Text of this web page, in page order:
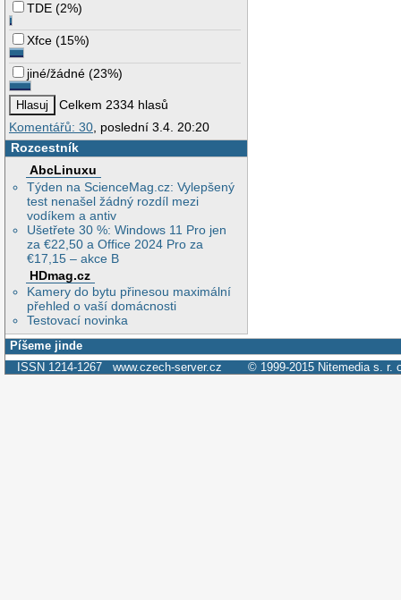
TDE (2%)
Xfce (15%)
jiné/žádné (23%)
Celkem 2334 hlasů
Komentářů: 30, poslední 3.4. 20:20
Rozcestník
AbcLinuxu
Týden na ScienceMag.cz: Vylepšený
test nenašel žádný rozdíl mezi
vodíkem a antiv
Ušetřete 30 %: Windows 11 Pro jen
za €22,50 a Office 2024 Pro za
€17,15 – akce B
HDmag.cz
Kamery do bytu přinesou maximální
přehled o vaší domácnosti
Testovací novinka
Píšeme jinde
ISSN 1214-1267 www.czech-server.cz © 1999-2015 Nitemedia s. r.